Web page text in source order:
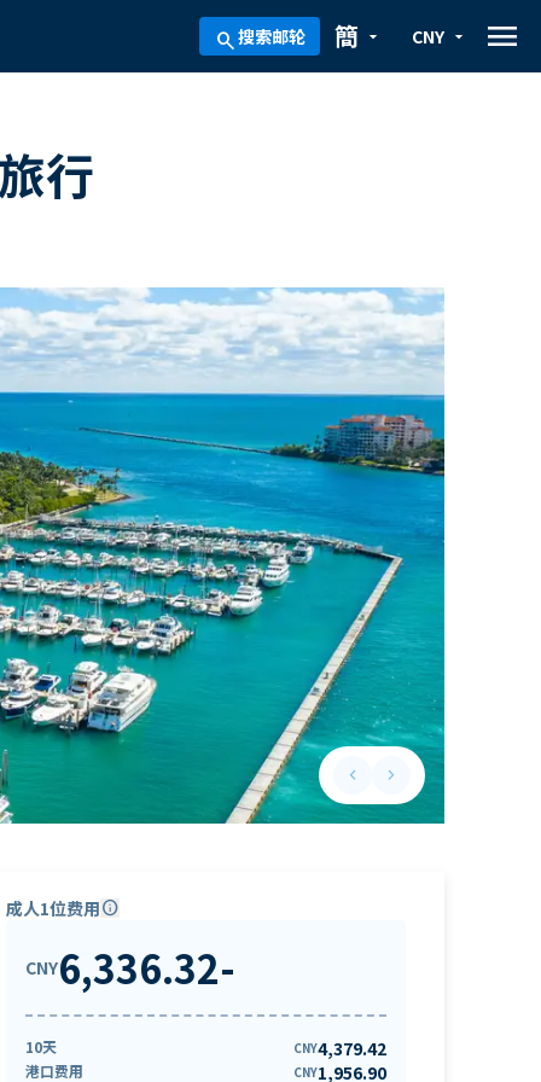
search搜索邮轮 arrow_drop_down
簡 arrow_drop_down
CNY menu
行
keyboard_arrow_leftPrevious slide
keyboard_arrow_rightNext slide
成人1位费用info
CNY6,336.32-
10天 CNY4,379.42
港口费用 CNY1,956.90